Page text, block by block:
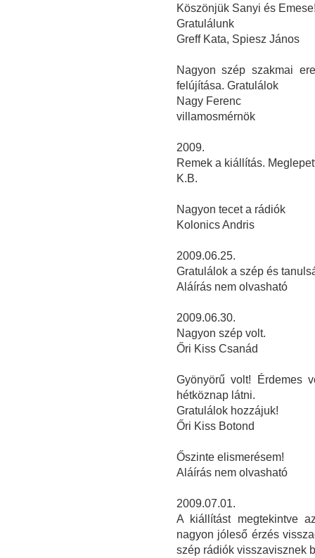
Köszönjük Sanyi és
Gratulálunk
Greff Kata, Spiesz János
Nagyon szép szakmai
felújítása. Gratulálok
Nagy Ferenc
villamosmérnök
2009.
Remek a kiállítás.
K.B.
Nagyon tecet a rádiók
Kolonics Andris
2009.06.25.
Gratulálok a szép és
Aláírás nem olvasható
2009.06.30.
Nagyon szép volt.
Őri Kiss Csanád
Gyönyörű volt! Érdemes
hétköznap látni.
Gratulálok hozzájuk!
Őri Kiss Botond
Őszinte elismerésem!
Aláírás nem olvasható
2009.07.01.
A kiállítást megtekintve
nagyon jóleső érzés
szép rádiók visszavisznek